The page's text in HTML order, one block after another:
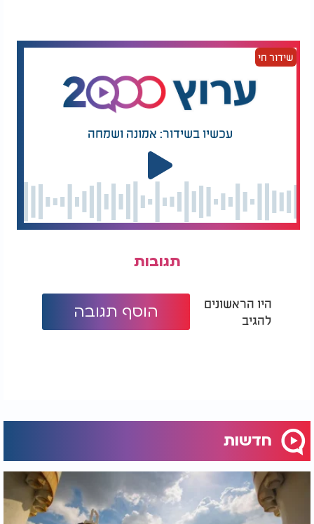
הטביע בה את צלקות המלחמה ואת תודעת המחיר
הכבד שיש לשלם על חירות.
ביום הזיכרון לחללי מערכות ישראל, אנו מרכינים ראש
בפני גיבורי מלחמת העצמאות - אותם לוחמים ואזרחים
אמיצים שהקריבו את חייהם כדי להבטיח את עצמאותנו.
שידור חי
עכשיו בשידור: אמונה ושמחה
תגובות
היו הראשונים
להגיב
הוסף תגובה
חדשות